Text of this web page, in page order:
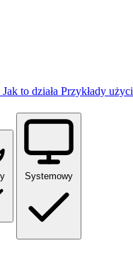
Jak to działa Przykłady
Systemowy